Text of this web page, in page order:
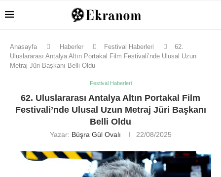
Anasayfa Haberler Festival Haberleri
62.
Uluslararası Antalya Altın Portakal Film Festivali’nde Ulusal Uzun
Metraj Jüri Başkanı Belli Oldu
Festival Haberleri
62. Uluslararası Antalya Altın Portakal Film
Festivali’nde Ulusal Uzun Metraj Jüri Başkanı
Belli Oldu
Yazar: Büşra Gül Ovalı 22/08/2025